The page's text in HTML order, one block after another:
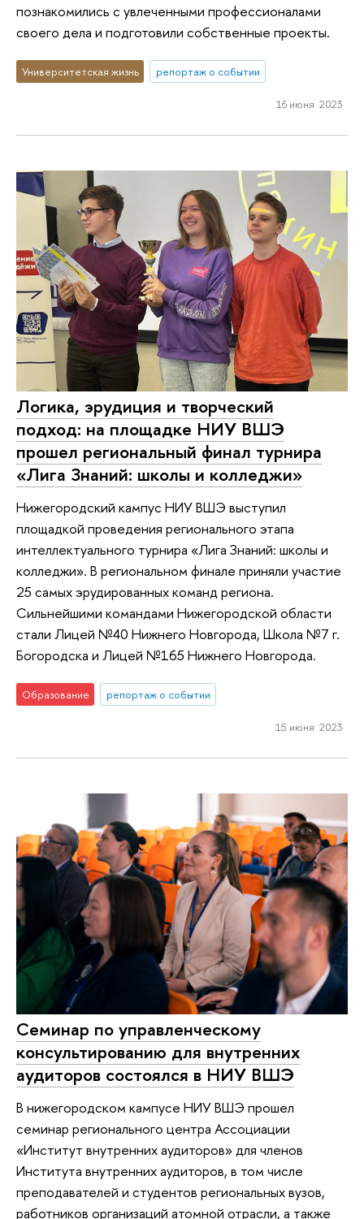
познакомились с увлеченными профессионалами
своего дела и подготовили собственные проекты.
Университетская жизнь репортаж о событии
16 июня 2023
Логика, эрудиция и творческий
подход: на площадке НИУ ВШЭ
прошел региональный финал турнира
«Лига Знаний: школы и колледжи»
Нижегородский кампус НИУ ВШЭ выступил
площадкой проведения регионального этапа
интеллектуального турнира «Лига Знаний: школы и
колледжи». В региональном финале приняли участие
25 самых эрудированных команд региона.
Сильнейшими командами Нижегородской области
стали Лицей №40 Нижнего Новгорода, Школа №7 г.
Богородска и Лицей №165 Нижнего Новгорода.
Образование репортаж о событии
15 июня 2023
Семинар по управленческому
консультированию для внутренних
аудиторов состоялся в НИУ ВШЭ
В нижегородском кампусе НИУ ВШЭ прошел
семинар регионального центра Ассоциации
«Институт внутренних аудиторов» для членов
Института внутренних аудиторов, в том числе
преподавателей и студентов региональных вузов,
работников организаций атомной отрасли, а также